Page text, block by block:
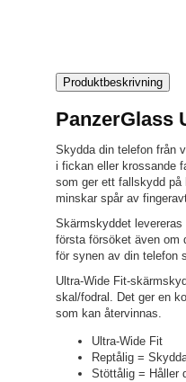
Produktbeskrivning
PanzerGlass
Skydda din telefon från
i fickan eller krossande
som ger ett fallskydd på
minskar spår av
Skärmskyddet
första försöket även om
för synen av din telefon
Ultra-Wide Fit-
skal/fodral. Det ger en
som kan återvinnas.
Ultra-Wide Fit
Reptålig =
Stöttålig = Håller